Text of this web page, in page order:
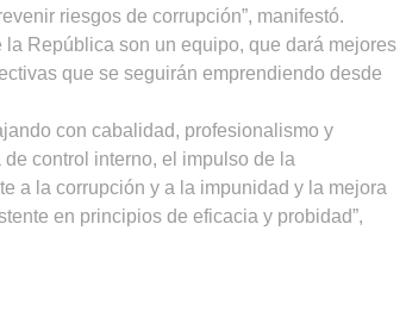
riesgos de corrupción”, manifestó.
República son un equipo, que dará mejores
que se seguirán emprendiendo desde
con cabalidad, profesionalismo y
control interno, el impulso de la
a la corrupción y a la impunidad y la mejora
en principios de eficacia y probidad”,